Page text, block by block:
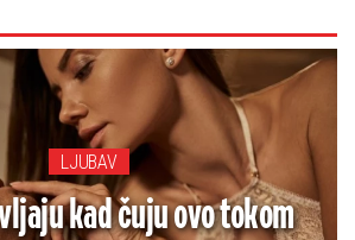
LJUBAV
kad čuju ovo tokom